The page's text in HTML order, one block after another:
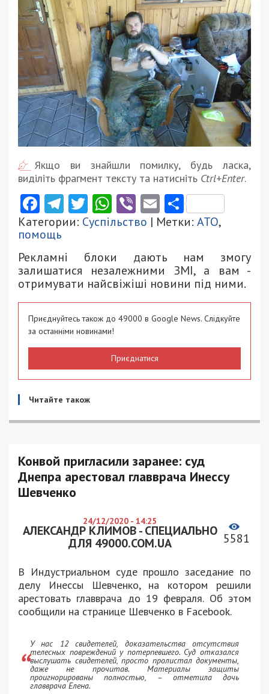
Якщо ви знайшли помилку, будь ласка,
виділіть фрагмент тексту та натисніть Ctrl+Enter.
Facebook
Telegram
Twitter
WhatsApp
ViberEmail
Категории: Суспільство | Метки: АТО,
помощь
Рекламні блоки дають нам змогу
залишатися незалежними ЗМІ, а вам -
отримувати найсвіжіші новини під ними.
Приєднуйтесь також до 49000 в Google News. Слідкуйте
за останніми новинами!
Приєднатися
Читайте також
Конвой пригласили заранее: суд
Днепра арестовал главврача Инессу
Шевченко
24/12/2020 - 14:25
АЛЕКСАНДР КЛИМОВ - СПЕЦИАЛЬНО
ДЛЯ 49000.COM.UA
5581
В Индустриальном суде прошло заседание по
делу Инессы Шевченко, на котором решили
арестовать главврача до 19 февраля. Об этом
сообщили на странице Шевченко в Facebook.
У нас 12 свидетелей, доказательства отсутствия
телесных повреждений у потерпевшего. Суд отказался
выслушать свидетелей, просто пролистал документы,
даже не прочитав. Материалы защиты
проигнорированы полностью, – отметила дочь
главврача Елена.